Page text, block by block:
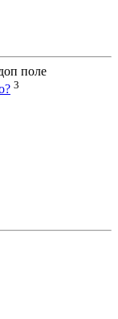
поле
3